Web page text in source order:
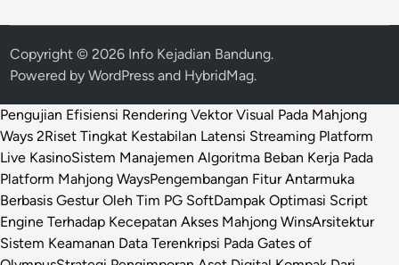
Copyright © 2026 Info Kejadian Bandung.
Powered byWordPress and HybridMag.
Pengujian Efisiensi Rendering Vektor Visual Pada Mahjong
Ways 2Riset Tingkat Kestabilan Latensi Streaming Platform
Live KasinoSistem Manajemen Algoritma Beban Kerja Pada
Platform Mahjong WaysPengembangan Fitur Antarmuka
Berbasis Gestur Oleh Tim PG SoftDampak Optimasi Script
Engine Terhadap Kecepatan Akses Mahjong WinsArsitektur
Sistem Keamanan Data Terenkripsi Pada Gates of